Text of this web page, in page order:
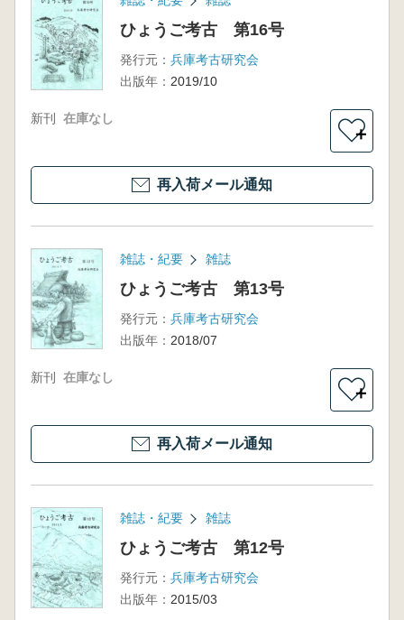
ひょうご考古 第16号
発行元： 兵庫考古研究会
出版年： 2019/10
新刊 在庫なし
＋
再入荷メール通知
雑誌・紀要 雑誌
ひょうご考古 第13号
発行元： 兵庫考古研究会
出版年： 2018/07
新刊 在庫なし
＋
再入荷メール通知
雑誌・紀要 雑誌
ひょうご考古 第12号
発行元： 兵庫考古研究会
出版年： 2015/03